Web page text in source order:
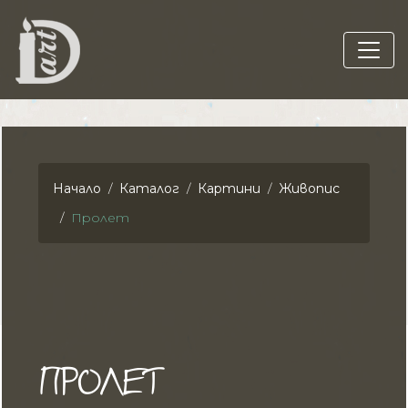
Начало Каталог Картини
Живопис
Пролет
ПРОЛЕТ